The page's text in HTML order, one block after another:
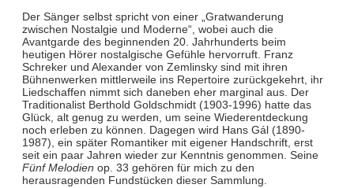
Der Sänger selbst spricht von einer „Gratwanderung
zwischen Nostalgie und Moderne“, wobei auch die
Avantgarde des beginnenden 20. Jahrhunderts beim
heutigen Hörer nostalgische Gefühle hervorruft. Franz
Schreker und Alexander von Zemlinsky sind mit ihren
Bühnenwerken mittlerweile ins Repertoire zurückgekehrt, ihr
Liedschaffen nimmt sich daneben eher marginal aus. Der
Traditionalist Berthold Goldschmidt (1903-1996) hatte das
Glück, alt genug zu werden, um seine Wiederentdeckung
noch erleben zu können. Dagegen wird Hans Gál (1890-
1987), ein später Romantiker mit eigener Handschrift, erst
seit ein paar Jahren wieder zur Kenntnis genommen. Seine
Fünf Melodien op. 33 gehören für mich zu den
herausragenden Fundstücken dieser Sammlung.